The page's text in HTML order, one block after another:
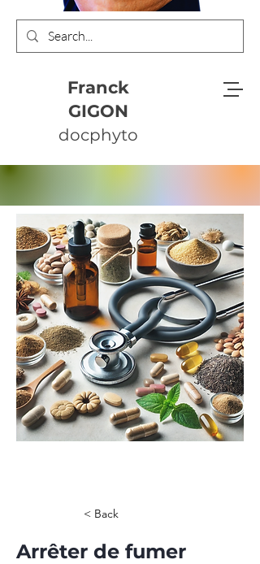
Franck
GIGON
docphyto
< Back
Arrêter de fumer